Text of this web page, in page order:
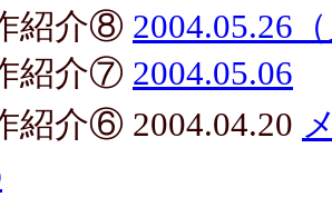
紹介⑧ 2004.05.26
紹介⑦ 2004.05.06
紹介⑥ 2004.04.20